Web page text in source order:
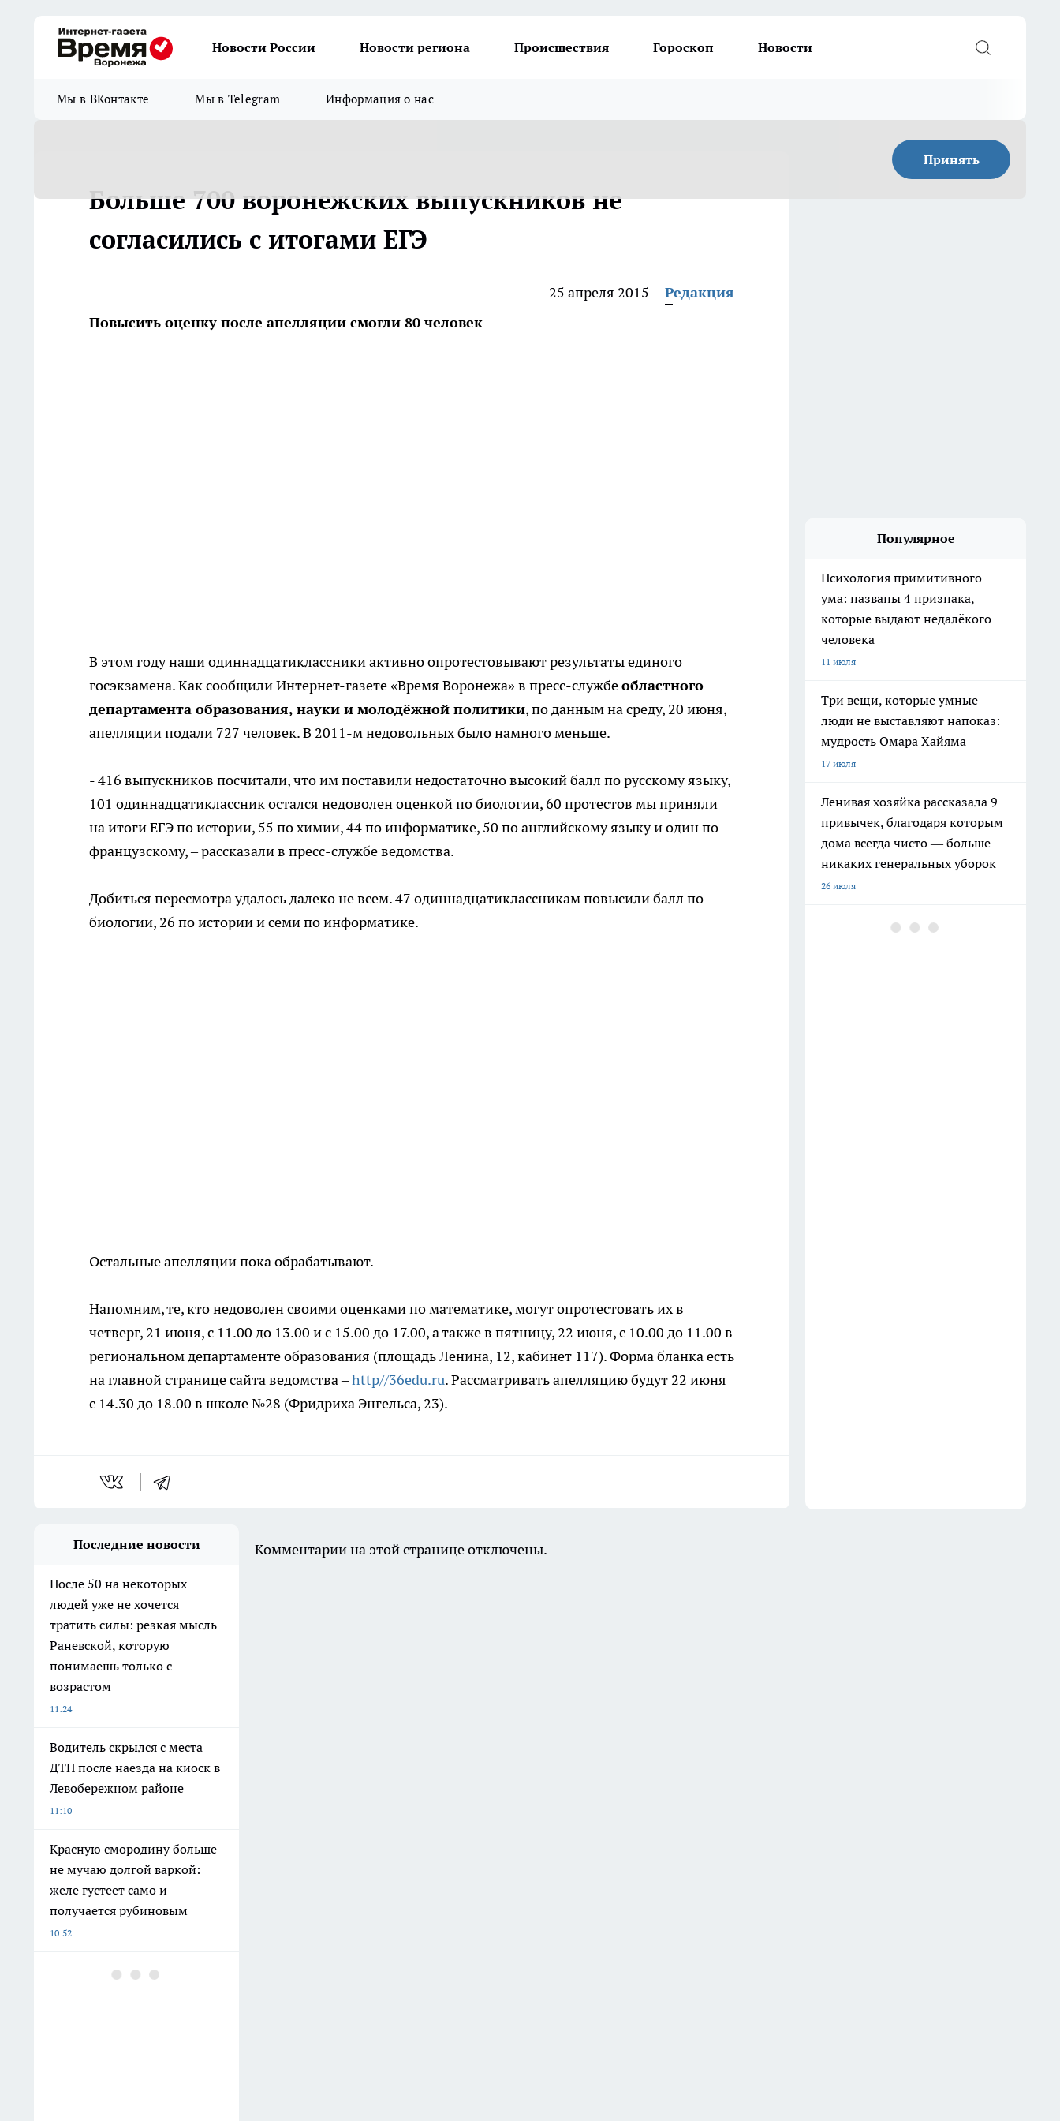
Новости России Новости региона Происшествия Гороскоп Новости
Мы в ВКонтакте Мы в Telegram Информация о нас
Принять
Больше 700 воронежских выпускников не
согласились с итогами ЕГЭ
25 апреля 2015
Редакция
Повысить оценку после апелляции смогли 80 человек
В этом году наши одиннадцатиклассники активно опротестовывают результаты единого
госэкзамена. Как сообщили Интернет-газете «Время Воронежа» в пресс-службеобластного
департамента образования, науки и молодёжной политики, по данным на среду, 20 июня,
апелляции подали 727 человек. В 2011-м недовольных было намного меньше.
- 416 выпускников посчитали, что им поставили недостаточно высокий балл по русскому языку,
101 одиннадцатиклассник остался недоволен оценкой по биологии, 60 протестов мы приняли
на итоги ЕГЭ по истории, 55 по химии, 44 по информатике, 50 по английскому языку и один по
французскому, – рассказали в пресс-службе ведомства.
Добиться пересмотра удалось далеко не всем. 47 одиннадцатиклассникам повысили балл по
биологии, 26 по истории и семи по информатике.
Остальные апелляции пока обрабатывают.
Напомним, те, кто недоволен своими оценками по математике, могут опротестовать их в
четверг, 21 июня, с 11.00 до 13.00 и с 15.00 до 17.00, а также в пятницу, 22 июня, с 10.00 до 11.00 в
региональном департаменте образования (площадь Ленина, 12, кабинет 117). Форма бланка есть
на главной странице сайта ведомства –http//36edu.ru. Рассматривать апелляцию будут 22 июня
с 14.30 до 18.00 в школе №28 (Фридриха Энгельса, 23).
Популярное
Психология примитивного
ума: названы 4 признака,
которые выдают недалёкого
человека
11 июля
Три вещи, которые умные
люди не выставляют напоказ:
мудрость Омара Хайяма
17 июля
Ленивая хозяйка рассказала 9
привычек, благодаря которым
дома всегда чисто — больше
никаких генеральных уборок
26 июля
Почему сил нет даже после
Последние новости
После 50 на некоторых
людей уже не хочется
тратить силы: резкая мысль
Раневской, которую
понимаешь только с
возрастом
11:24
Водитель скрылся с места
ДТП после наезда на киоск в
Левобережном районе
11:10
Красную смородину больше
не мучаю долгой варкой:
желе густеет само и
получается рубиновым
10:52
Более половины
Комментарии на этой странице отключены.